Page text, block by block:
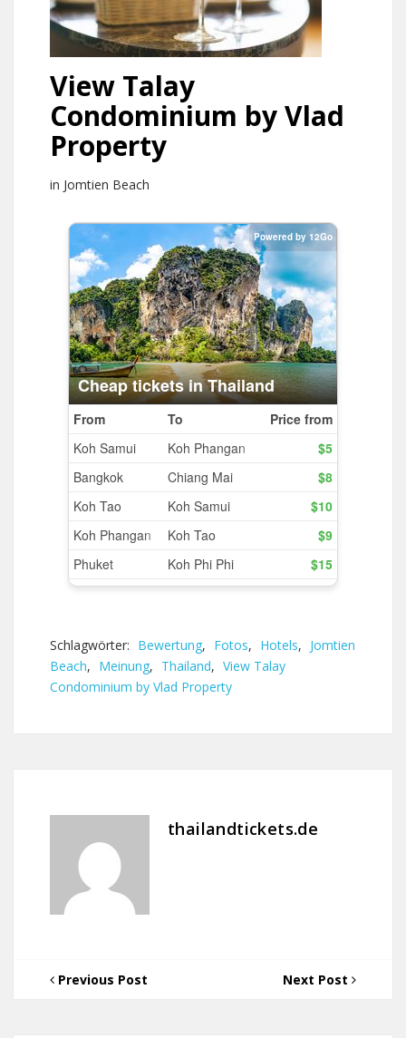
View Talay
Condominium by Vlad
Property
in Jomtien Beach
Schlagwörter: Bewertung, Fotos, Hotels, Jomtien
Beach, Meinung, Thailand, View Talay
Condominium by Vlad Property
thailandtickets.de
Previous Post Next Post